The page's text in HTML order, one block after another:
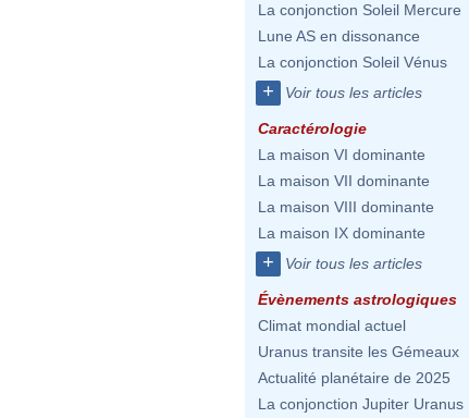
La conjonction Soleil Mercure
Lune AS en dissonance
La conjonction Soleil Vénus
+ Voir tous les articles
Caractérologie
La maison VI dominante
La maison VII dominante
La maison VIII dominante
La maison IX dominante
+ Voir tous les articles
Évènements astrologiques
Climat mondial actuel
Uranus transite les Gémeaux
Actualité planétaire de 2025
La conjonction Jupiter Uranus